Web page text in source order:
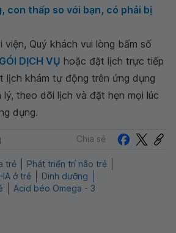
con thấp so với bạn, có phải bị
Quý khách vui lòng bấm số
GÓI DỊCH VỤ hoặc đặt lịch trực tiếp
lịch khám tự động trên ứng dụng
lý, theo dõi lịch và đặt hẹn mọi lúc
dụng.
Chia sẻ
trẻ
Phát triển trí não trẻ
ở trẻ
Dinh dưỡng
Acid béo Omega - 3